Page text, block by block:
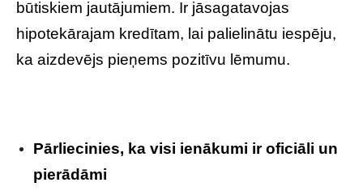
būtiskiem jautājumiem. Ir jāsagatavojas
hipotekārajam kredītam, lai palielinātu iespēju,
ka aizdevējs pieņems pozitīvu lēmumu.
Pārliecinies, ka visi ienākumi ir oficiāli un
pierādāmi